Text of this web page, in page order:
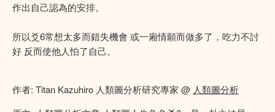
作出自己認為的安排。
所以爻6常想太多而錯失機會 或一廂情願而做多了，吃力不討
好 反而使他人怕了自己。
作者: Titan Kazuhiro 人類圖分析研究專家 @ 人類圖分析